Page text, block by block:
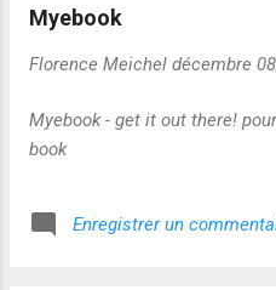
Myebook
Florence Meichel décembre
Myebook - get it out there!
book
Enregistrer un